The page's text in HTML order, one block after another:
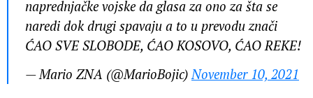
naprednjačke vojske da glasa za ono za šta se
naredi dok drugi spavaju a to u prevodu znači
ĆAO SVE SLOBODE, ĆAO KOSOVO, ĆAO REKE!
— Mario ZNA (@MarioBojic) November 10, 2021